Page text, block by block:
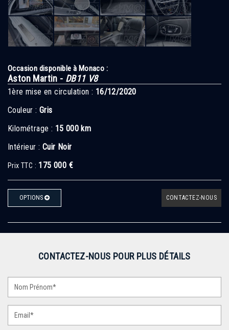
Occasion disponible à Monaco :
Aston Martin - DB11 V8
1ère mise en circulation : 16/12/2020
Couleur : Gris
Kilométrage : 15 000 km
Intérieur : Cuir Noir
Prix TTC : 175 000 €
OPTIONS CONTACTEZ-NOUS
CONTACTEZ-NOUS POUR PLUS DÉTAILS